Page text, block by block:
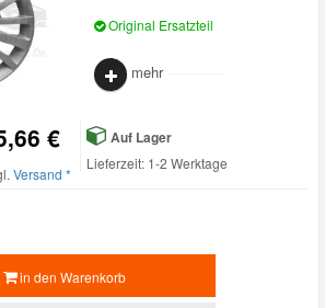
Original Ersatzteil
mehr
€
Versand *
Auf Lager
Lieferzeit: 1-2 Werktage
in den Warenkorb